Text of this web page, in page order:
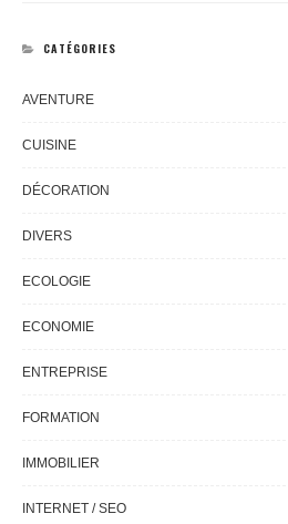
CATÉGORIES
AVENTURE
CUISINE
DÉCORATION
DIVERS
ECOLOGIE
ECONOMIE
ENTREPRISE
FORMATION
IMMOBILIER
INTERNET / SEO